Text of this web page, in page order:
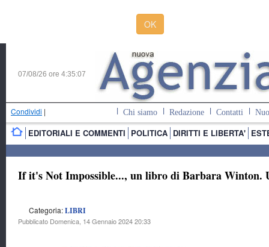
OK
07/08/26 ore 4:35:08
Condividi | Chi siamo Redazione Contatti
EDITORIALI E COMMENTI POLITICA DIRITTI E LIBERTA'
If it's Not Impossible..., un libro di Barbara Winton.
Categoria:LIBRI
Pubblicato Domenica, 14 Gennaio 2024 20:33